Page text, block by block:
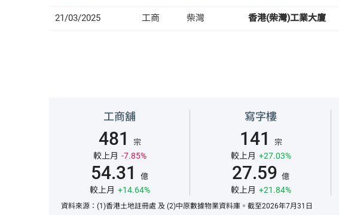
21/03/2025 工商 柴灣 香港(柴灣)工業大廈
工商舖
481 宗
較上月 -7.85%
54.31 億
較上月 +14.64%
寫字樓
141 宗
較上月 +27.03%
27.59 億
較上月 +21.84%
資料來源：(1)香港土地註冊處 及 (2)中原數據物業資料庫。截至2026年7月31日